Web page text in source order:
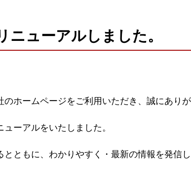
ニューアルしました。
のホームページをご利用いただき、誠にありが
ーアルをいたしました。
とともに、わかりやすく・最新の情報を発信